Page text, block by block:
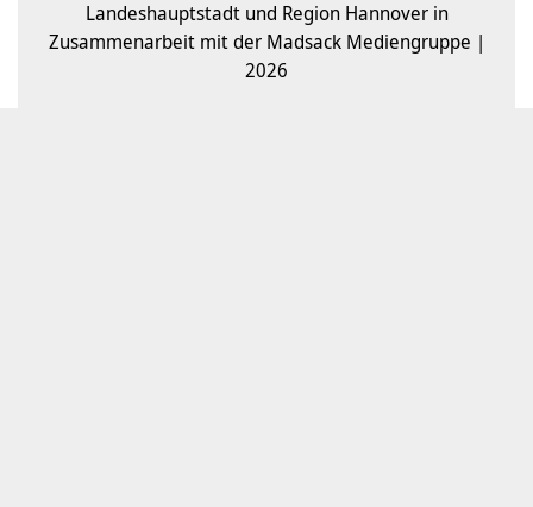
Landeshauptstadt und Region Hannover in
Zusammenarbeit mit der Madsack Mediengruppe |
2026